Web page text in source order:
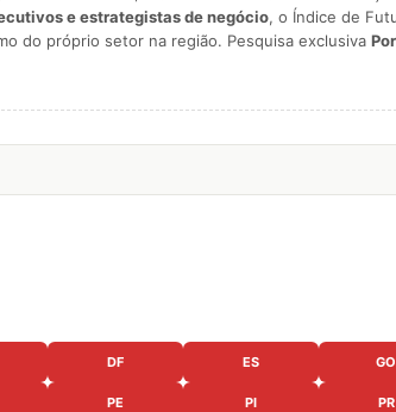
e estrategistas de negócio, o Índice de
do próprio setor na região. Pesquisa exclusiva
DF ES GO
PE PI PR